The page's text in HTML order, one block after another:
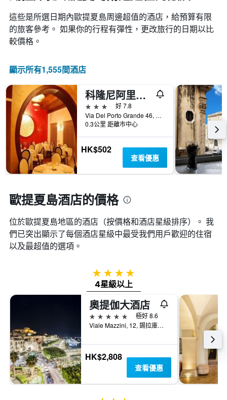
這些是所選日期內歐提夏島​周邊超值的​酒店，給預算有限
的旅客參考。 如果你的行程有彈性，更改旅行的日期以比
較價格。
顯示所有1,555間酒店
科隆尼阿里酒店
3星級
好 7.8
Via Del Porto Grande 46, 錫拉庫扎, 西西里島, 義大利
0.3公里 距離市中心
HK$502
查看優惠
歐提夏島酒店的價格
位於歐提夏島​地區的酒店（按價格和酒店星級排序）。 我
們已突出顯示了每個酒店星級中最受我們用戶歡迎的住宿
以及最超值的選項。
4星級
4星級以上
奧提伽大酒店
5星級
極好 8.6
Viale Mazzini, 12, 錫拉庫扎, 西西里島, 義大利
HK$2,808
查看優惠